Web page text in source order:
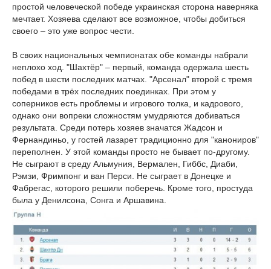
простой человеческой победе украинская сторона наверняка
мечтает. Хозяева сделают все возможное, чтобы добиться
своего – это уже вопрос чести.
В своих национальных чемпионатах обе команды набрали
неплохо ход. "Шахтёр" – первый, команда одержала шесть
побед в шести последних матчах. "Арсенал" второй с тремя
победами в трёх последних поединках. При этом у
соперников есть проблемы и игрового толка, и кадрового,
однако они вопреки сложностям умудряются добиваться
результата. Среди потерь хозяев значатся Жадсон и
Фернандиньо, у гостей лазарет традиционно для "канониров"
переполнен. У этой команды просто не бывает по-другому.
Не сыграют в среду Альмуния, Вермален, Гиббс, Диаби,
Рэмзи, Фримпонг и ван Перси. Не сыграет в Донецке и
Фабрегас, которого решили поберечь. Кроме того, простуда
была у Денилсона, Сонга и Аршавина.